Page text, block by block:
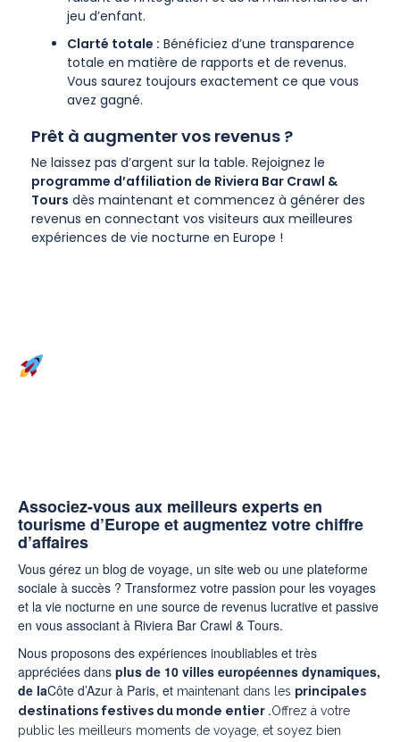
jeu d’enfant.
Clarté totale : Bénéficiez d’une transparence
totale en matière de rapports et de revenus.
Vous saurez toujours exactement ce que vous
avez gagné.
Prêt à augmenter vos revenus ?
Ne laissez pas d’argent sur la table. Rejoignez le
programme d’affiliation de Riviera Bar Crawl &
Tours dès maintenant et commencez à générer des
revenus en connectant vos visiteurs aux meilleures
expériences de vie nocturne en Europe !
Associez-vous aux meilleurs experts en
tourisme d’Europe et augmentez votre chiffre
d’affaires
Vous gérez un blog de voyage, un site web ou une plateforme
sociale à succès ? Transformez votre passion pour les voyages
et la vie nocturne en une source de revenus lucrative et passive
en vous associant à Riviera Bar Crawl & Tours.
Nous proposons des expériences inoubliables et très
appréciées dans plus de 10 villes européennes dynamiques,
de laCôte d’Azur à Paris, et maintenant dans les principales
destinations festives du monde entier .Offrez à votre
public les meilleurs moments de voyage, et soyez bien